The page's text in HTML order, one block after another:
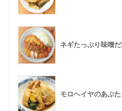
ネギたっぷり味噌
モロヘイヤのあぶた